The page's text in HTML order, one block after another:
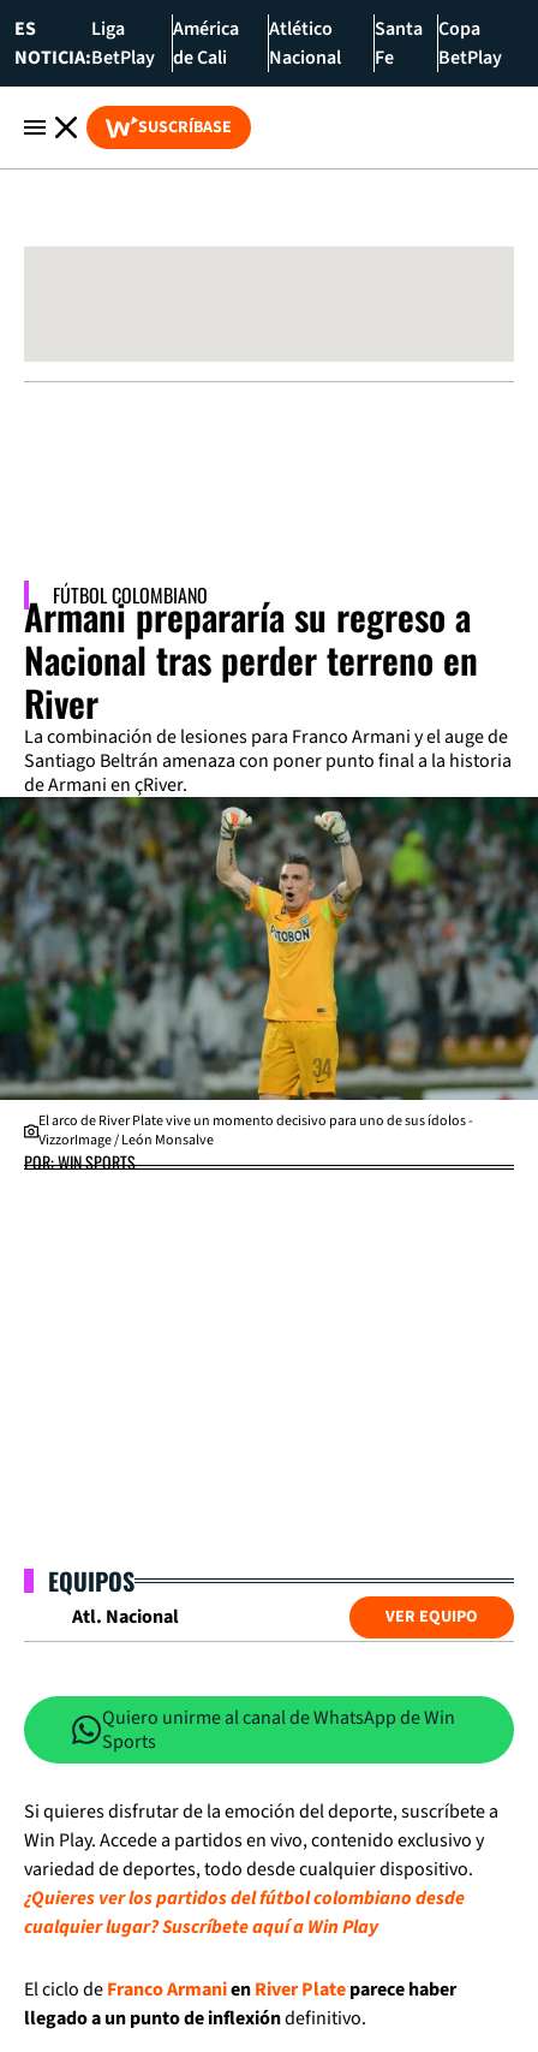
ES
NOTICIA:
Liga
BetPlay
América
de Cali
Atlético
Nacional
Santa
Fe
Copa
BetPlay
SUSCRÍBASE
FÚTBOL COLOMBIANO
Armani prepararía su regreso a
Nacional tras perder terreno en
River
La combinación de lesiones para Franco Armani y el auge de
Santiago Beltrán amenaza con poner punto final a la historia
de Armani en çRiver.
El arco de River Plate vive un momento decisivo para uno de sus ídolos -
VizzorImage / León Monsalve
POR: WIN SPORTS
EQUIPOS
Atl. Nacional VER EQUIPO
Quiero unirme al canal de WhatsApp de Win
Sports
Si quieres disfrutar de la emoción del deporte, suscríbete a
Win Play. Accede a partidos en vivo, contenido exclusivo y
variedad de deportes, todo desde cualquier dispositivo.
¿Quieres ver los partidos del fútbol colombiano desde
cualquier lugar? Suscríbete aquí a Win Play
El ciclo deFranco ArmanienRiver Plateparece haber
llegado a un punto de inflexióndefinitivo.